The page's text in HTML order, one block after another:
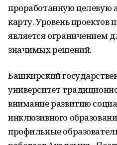
проработанную целевую
карту. Уровень проектов
является ограничением
значимых решений.
Башкирский
университет
внимание развитию
инклюзивного
профильные